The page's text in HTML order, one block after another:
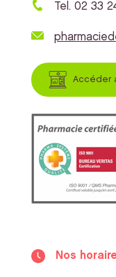
Tel. 02 33
Accéder
Nos